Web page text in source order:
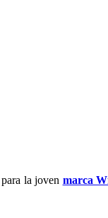
la joven marca